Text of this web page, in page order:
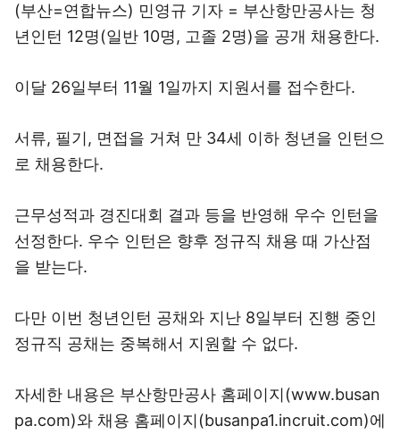
(부산=연합뉴스) 민영규 기자 = 부산항만공사는 청
년인턴 12명(일반 10명, 고졸 2명)을 공개 채용한다.
이달 26일부터 11월 1일까지 지원서를 접수한다.
서류, 필기, 면접을 거쳐 만 34세 이하 청년을 인턴으
로 채용한다.
근무성적과 경진대회 결과 등을 반영해 우수 인턴을
선정한다. 우수 인턴은 향후 정규직 채용 때 가산점
을 받는다.
다만 이번 청년인턴 공채와 지난 8일부터 진행 중인
정규직 공채는 중복해서 지원할 수 없다.
자세한 내용은 부산항만공사 홈페이지(www.busan
pa.com)와 채용 홈페이지(busanpa1.incruit.com)에